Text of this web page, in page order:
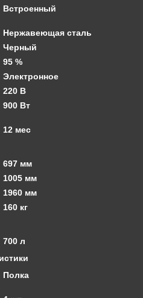
Встроенный
Нержавеющая сталь
Черный
95 %
Электронное
220 В
900 Вт
12 мес
697 мм
1005 мм
1960 мм
160 кг
700 л
Полка